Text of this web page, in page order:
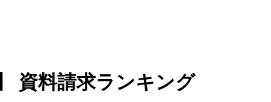
資料請求ランキング